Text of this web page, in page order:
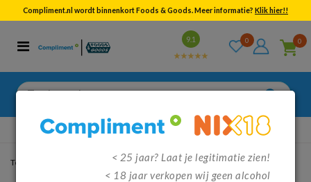
Compliment.nl wordt binnenkort Foods & Goods. Meer informatie? Klik hier!!
9.1 0 0
Zoeken
Categorieën
Bekijk alle resultaten
Gratisverzenden vanaf €95,-
Terug Witte wijn
< 25 jaar? Laat je legitimatie zien!
< 18 jaar verkopen wij geen alcohol